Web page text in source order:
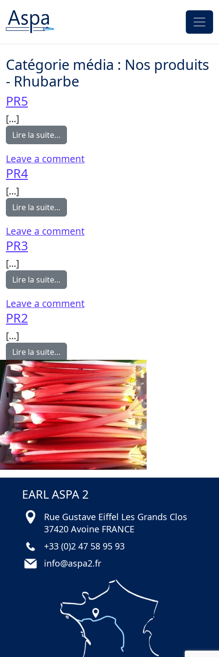
Catégorie média : Nos produits
- Rhubarbe
PR5
[…]
Lire la suite…
Leave a commenton PR5
PR4
[…]
Lire la suite…
Leave a commenton PR4
PR3
[…]
Lire la suite…
Leave a commenton PR3
PR2
[…]
Lire la suite…
Leave a commenton PR2
PR1
[…]
Lire la suite…from PR1
Leave a commenton PR1
EARL ASPA 2
Rue Gustave Eiffel Les Grands Clos
37420 Avoine FRANCE
+33 (0)2 47 58 95 93
info@aspa2.fr